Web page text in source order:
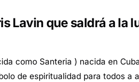
Lavin que saldrá a la
como Santeria ) nacida en
de espiritualidad para todos a